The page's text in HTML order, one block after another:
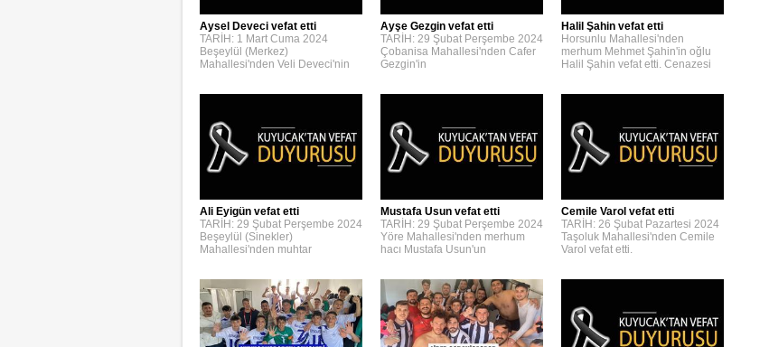
Aysel Deveci vefat etti
TARİH: 1 Mart Cuma 2024
Beşeylül (Merkez)
Mahallesi'nden Veli Deveci'nin
Ayşe Gezgin vefat etti
TARİH: 29 Şubat Perşembe 2024
Çobanisa Mahallesi'nden Cafer
Gezgin'in
Halil Şahin vefat etti
Horsunlu Mahallesi'nden
merhum Mehmet Şahin'in oğlu
Halil Şahin vefat etti. Cenazesi
Ali Eyigün vefat etti
TARİH: 29 Şubat Perşembe 2024
Beşeylül (Sinekler)
Mahallesi'nden muhtar
Mustafa Usun vefat etti
TARİH: 29 Şubat Perşembe 2024
Yöre Mahallesi'nden merhum
hacı Mustafa Usun'un
Cemile Varol vefat etti
TARİH: 26 Şubat Pazartesi 2024
Taşoluk Mahallesi'nden Cemile
Varol vefat etti.